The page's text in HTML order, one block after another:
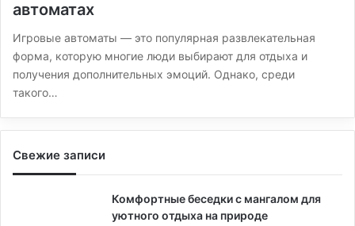
автоматах
Игровые автоматы — это популярная развлекательная
форма, которую многие люди выбирают для отдыха и
получения дополнительных эмоций. Однако, среди
такого…
Свежие записи
Комфортные беседки с мангалом для
уютного отдыха на природе